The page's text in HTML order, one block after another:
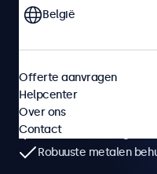
Veelzijdige
Naadloos te integreren
Robuuste metalen
België
Offerte aanvragen
Helpcenter
Over ons
Contact